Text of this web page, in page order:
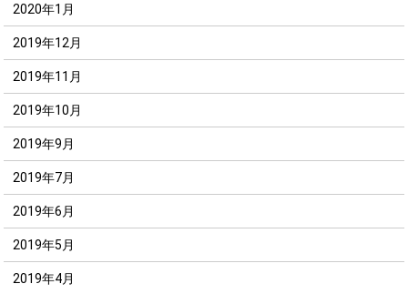
2020年1月
2019年12月
2019年11月
2019年10月
2019年9月
2019年7月
2019年6月
2019年5月
2019年4月